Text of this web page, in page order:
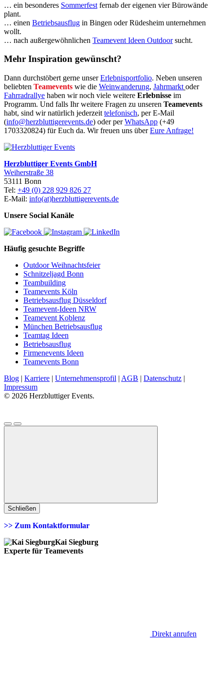
… ein besonderes Sommerfest fernab der eigenen vier Bürowände
plant.
… einen Betriebsausflug in Bingen oder Rüdesheim unternehmen
wollt.
… nach außergewöhnlichen Teamevent Ideen Outdoorsucht.
Mehr Inspiration gewünscht?
Dann durchstöbert gerne unserErlebnisportfolio. Neben unseren
beliebten Teamevents wie die Weinwanderung, Jahrmarkt oder
Fahrradrallye haben wir noch viele weitere Erlebnisse im
Programm. Und falls Ihr weitere Fragen zu unseren Teamevents
habt, sind wir natürlich jederzeit telefonisch, per E-Mail
(info@herzbluttigerevents.de) oder perWhatsApp (+49
1703320824) für Euch da. Wir freuen uns überEure Anfrage!
Herzbluttiger Events GmbH
Weiherstraße 38
53111 Bonn
Tel: +49 (0) 228 929 826 27
E-Mail: info(at)herzbluttigerevents.de
Unsere Social Kanäle
Häufig gesuchte Begriffe
Outdoor Weihnachtsfeier
Schnitzeljagd Bonn
Teambuilding
Teamevents Köln
Betriebsausflug Düsseldorf
Teamevent-Ideen NRW
Teamevent Koblenz
München Betriebsausflug
Teamtag Ideen
Betriebsausflug
Firmenevents Ideen
Teamevents Bonn
Blog | Karriere | Unternehmensprofil | AGB | Datenschutz |
Impressum
© 2026 Herzbluttiger Events.
Schließen
>> Zum Kontaktformular
Kai Siegburg
Experte für Teamevents
Direkt anrufen